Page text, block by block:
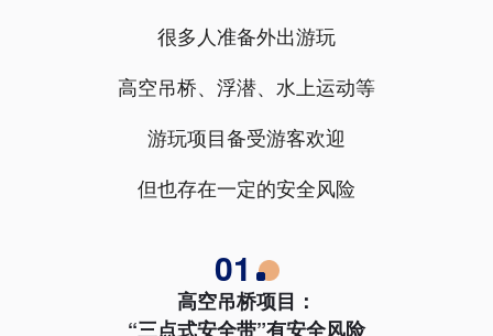
很多人准备外出游玩
高空吊桥、浮潜、水上运动等
游玩项目备受游客欢迎
但也存在一定的安全风险
01
高空吊桥项目：
“三点式安全带”有安全风险